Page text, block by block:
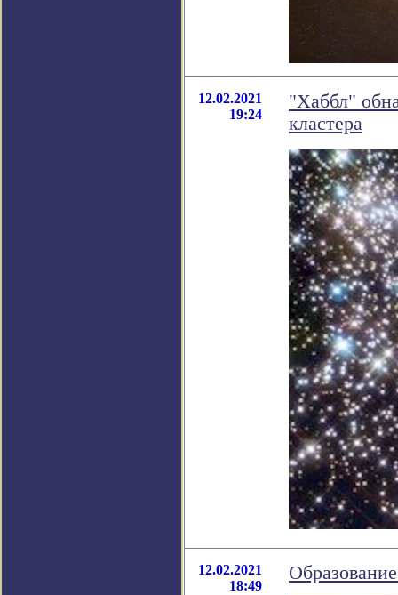
12.02.2021
19:24
"Хаббл"
кластера
12.02.2021
18:49